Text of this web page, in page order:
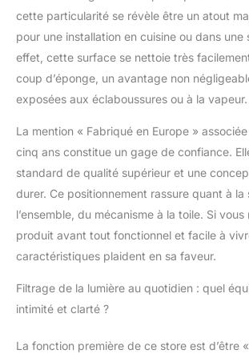
Dimension
largeur x
hauteur. La
indiquée
fixations, le
mesure 3cm
Le mécanisme à
placé à droite
gauche.
peut se faire
au plafond.
vis sont inclus
qu'un
sécurité enfant.
100 %
humide
cette particularité se révèle être un atout
pour une installation en cuisine ou dans une
effet, cette surface se nettoie très
coup d’éponge, un avantage non
exposées aux éclaboussures ou à la vapeur.
La mention « Fabriqué en Europe »
cinq ans constitue un gage de confiance.
standard de qualité supérieur et une
durer. Ce positionnement rassure quant à la
l’ensemble, du mécanisme à la toile. Si
produit avant tout fonctionnel et facile à
caractéristiques plaident en sa faveur.
Filtrage de la lumière au quotidien : quel
intimité et clarté ?
La fonction première de ce store est d’être